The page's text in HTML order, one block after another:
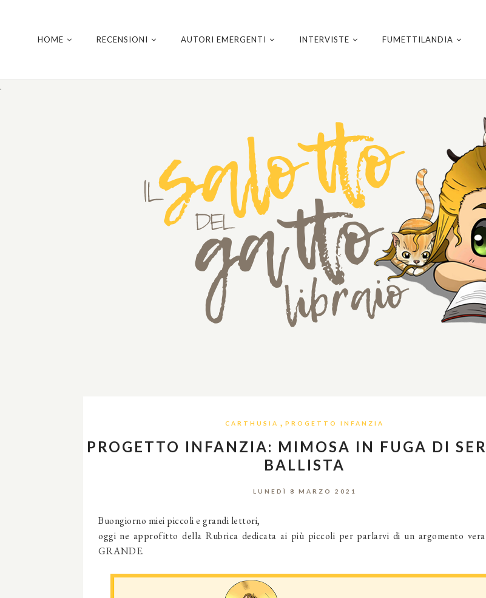
.
HOME RECENSIONI AUTORI EMERGENTI INTERVISTE FUMETTILANDIA
CARTHUSIA , PROGETTO INFANZIA
PROGETTO INFANZIA: MIMOSA IN FUGA DI
BALLISTA
LUNEDÌ 8 MARZO 2021
Buongiorno miei piccoli e grandi lettori,
oggi ne approfitto della Rubrica dedicata ai più piccoli per parlarvi di un argomento
GRANDE.